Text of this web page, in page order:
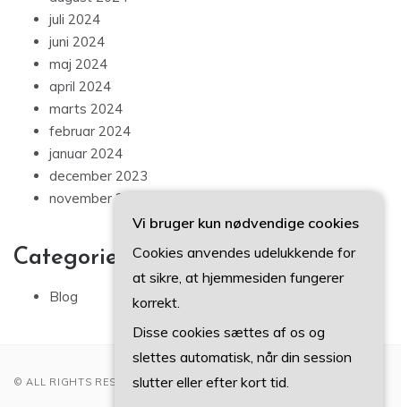
juli 2024
juni 2024
maj 2024
april 2024
marts 2024
februar 2024
januar 2024
december 2023
november 2023
Categories
Blog
© ALL RIGHTS RESERVED 2022
Vi bruger kun nødvendige cookies
Cookies anvendes udelukkende for
at sikre, at hjemmesiden fungerer
korrekt.
Disse cookies sættes af os og
slettes automatisk, når din session
slutter eller efter kort tid.